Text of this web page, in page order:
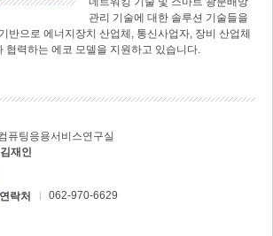
관리 기술에 대한 솔루션 기술들을
반으로 에너지장치 산업체, 통신사업자, 장비 산업체
협력하는 에코 모델을 지원하고 있습니다.
퓨팅응용서비스연구실
재인
연락처 062-970-6629